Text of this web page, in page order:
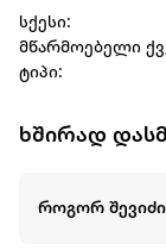
სქესი:
მწარმოებელი
ტიპი:
ხშირად
როგორ